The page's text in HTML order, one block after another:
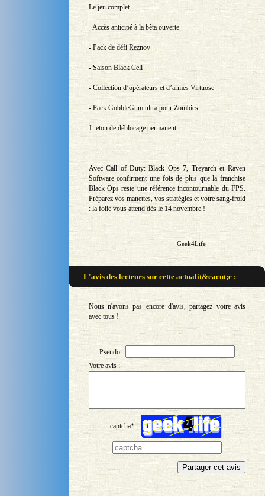
Le jeu complet
- Accès anticipé à la bêta ouverte
- Pack de défi Reznov
- Saison Black Cell
- Collection d’opérateurs et d’armes Virtuose
- Pack GobbleGum ultra pour Zombies
J- eton de déblocage permanent
Avec Call of Duty: Black Ops 7, Treyarch et Raven
Software confirment une fois de plus que la franchise
Black Ops reste une référence incontournable du FPS.
Préparez vos manettes, vos stratégies et votre sang-froid
: la folie vous attend dès le 14 novembre !
Geek4Life
L'avis des lecteurs surcette actualit&eacut;e :
Nous n'avons pas encore d'avis, partagez votre avis
avec tous !
Pseudo :
Votre avis :
captcha* :